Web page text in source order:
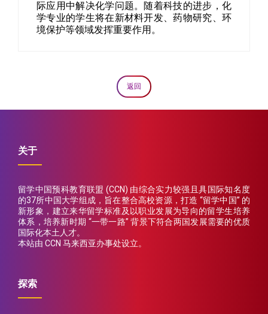
际应用中解决化学问题。随着科技的进步，化
学专业的学生将在新材料开发、药物研究、环
境保护等领域发挥重要作用。
返回
关于
留学中国预科教育联盟 (CCN) 由综合实力较强且具国际知名度
的37所中国大学组成，旨在整合高校资源，打造 “留学中国” 的
新形象，建立来华留学标准及以职业发展为导向的留学生培养
体系，培养新时期 “一带一路” 背景下符合两国发展需要的优质
国际化本土人才。
本站由 CCN 马来西亚办事处设立。
探索